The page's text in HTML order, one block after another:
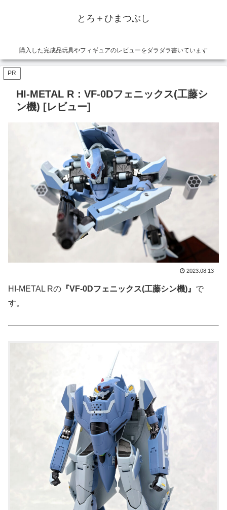
とろ＋ひまつぶし
購入した完成品玩具やフィギュアのレビューをダラダラ書いています
PR
HI-METAL R：VF-0Dフェニックス(工藤シ
ン機) [レビュー]
2023.08.13
HI-METAL Rの 『VF-0Dフェニックス(工藤シン機)』 で
す。